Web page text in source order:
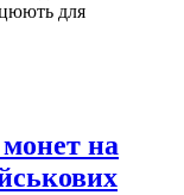
для
монет на